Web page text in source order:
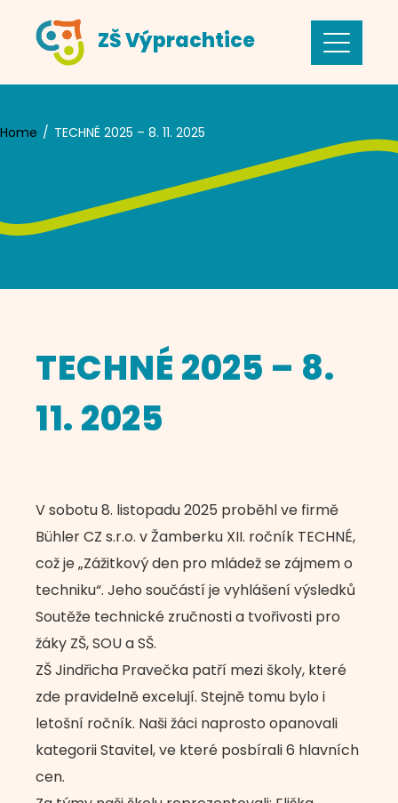
content
ZŠ Výprachtice
Home TECHNÉ 2025 – 8. 11. 2025
TECHNÉ 2025 – 8.
11. 2025
V sobotu 8. listopadu 2025 proběhl ve firmě
Bühler CZ s.r.o. v Žamberku XII. ročník TECHNÉ,
což je „Zážitkový den pro mládež se zájmem o
techniku“. Jeho součástí je vyhlášení výsledků
Soutěže technické zručnosti a tvořivosti pro
žáky ZŠ, SOU a SŠ.
ZŠ Jindřicha Pravečka patří mezi školy, které
zde pravidelně excelují. Stejně tomu bylo i
letošní ročník. Naši žáci naprosto opanovali
kategorii Stavitel, ve které posbírali 6 hlavních
cen.